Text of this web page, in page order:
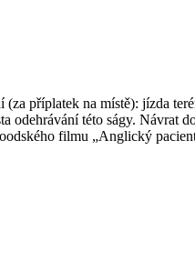
příplatek na místě): jízda
odehrávání této ságy. Návrat
filmu „Anglický